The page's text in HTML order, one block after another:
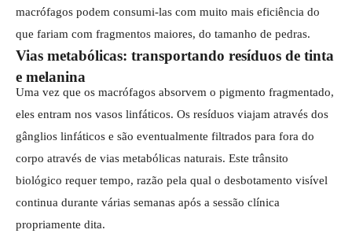
macrófagos podem consumi-las com muito mais eficiência do
que fariam com fragmentos maiores, do tamanho de pedras.
Vias metabólicas: transportando resíduos de tinta
e melanina
Uma vez que os macrófagos absorvem o pigmento fragmentado,
eles entram nos vasos linfáticos. Os resíduos viajam através dos
gânglios linfáticos e são eventualmente filtrados para fora do
corpo através de vias metabólicas naturais. Este trânsito
biológico requer tempo, razão pela qual o desbotamento visível
continua durante várias semanas após a sessão clínica
propriamente dita.